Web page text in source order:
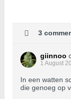
3
giinnoo
1 August
In een watten
die genoeg op